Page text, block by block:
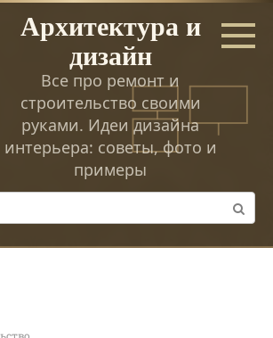
Архитектура и
дизайн
Все про ремонт и
строительство своими
руками. Идеи дизайна
интерьера: советы, фото и
примеры